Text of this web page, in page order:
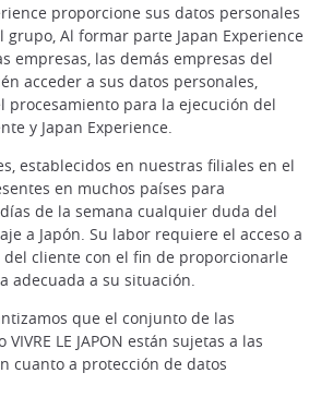
proporcione sus datos personales
Al formar parte Japan Experience
empresas, las demás empresas del
acceder a sus datos personales,
procesamiento para la ejecución del
y Japan Experience.
establecidos en nuestras filiales en el
en muchos países para
de la semana cualquier duda del
a Japón. Su labor requiere el acceso a
del cliente con el fin de proporcionarle
adecuada a su situación.
que el conjunto de las
LE JAPON están sujetas a las
cuanto a protección de datos